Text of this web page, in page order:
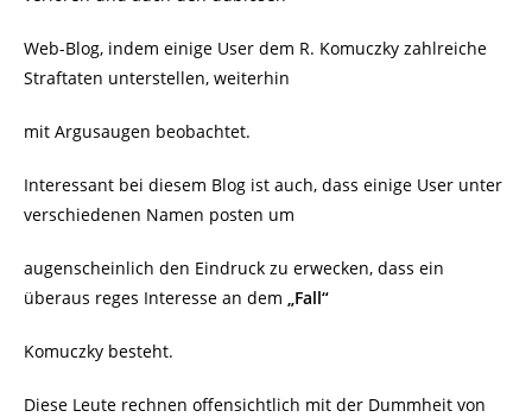
Web-Blog, indem einige User dem R. Komuczky zahlreiche
Straftaten unterstellen, weiterhin
mit Argusaugen beobachtet.
Interessant bei diesem Blog ist auch, dass einige User unter
verschiedenen Namen posten um
augenscheinlich den Eindruck zu erwecken, dass ein
überaus reges Interesse an dem „Fall“
Komuczky besteht.
Diese Leute rechnen offensichtlich mit der Dummheit von